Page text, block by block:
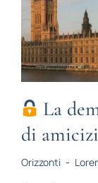
La
di
Orizzonti -